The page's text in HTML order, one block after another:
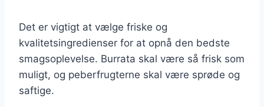
Det er vigtigt at vælge friske og
kvalitetsingredienser for at opnå den bedste
smagsoplevelse. Burrata skal være så frisk som
muligt, og peberfrugterne skal være sprøde og
saftige.